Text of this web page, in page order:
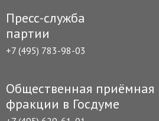
Пресс-служба
партии
+7 (495) 783-98-03
Общественная приёмная
фракции в Госдуме